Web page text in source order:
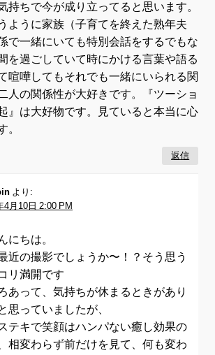
持ちで今が成り立ってると思います。
ように家族（子育てを終えた熟年夫
で一緒にいても特別会話をするでもな
を過ごしていて時にかける言葉や語る
喧嘩してもそれでも一緒にいられる関
人の関係性が大好きです。『ツーショ
』は大好物です。見ていると本当に心
。
返信
より:
4月10日 2:00 PM
ちは。
近の撮影でしょうか〜！？そう思う
リ満開です
あって、気持ちが休まるときがあり
思っていましたが、
テキで笑顔はハンパない癒し効果の
相変わらず前だけを見て、何も変わ